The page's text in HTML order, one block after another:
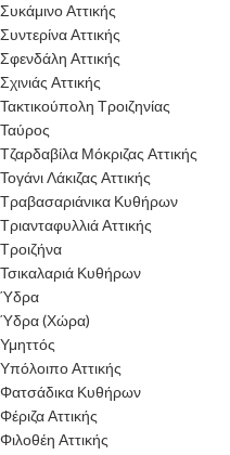
Συκάμινο Αττικής
Συντερίνα Αττικής
Σφενδάλη Αττικής
Σχινιάς Αττικής
Τακτικούπολη Τροιζηνίας
Ταύρος
Τζαρδαβίλα Μόκριζας Αττικής
Τογάνι Λάκιζας Αττικής
Τραβασαριάνικα Κυθήρων
Τριανταφυλλιά Αττικής
Τροιζήνα
Τσικαλαριά Κυθήρων
Ύδρα
Ύδρα (Χώρα)
Υμηττός
Υπόλοιπο Αττικής
Φατσάδικα Κυθήρων
Φέριζα Αττικής
Φιλοθέη Αττικής